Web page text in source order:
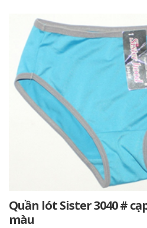
Quần lót Sister 3040 #
màu